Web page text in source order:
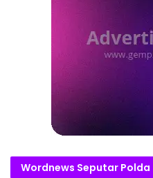
Wordnews Seputar Polda